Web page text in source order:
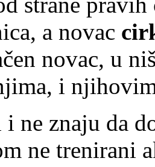
a novac
novac, u
i
ne znaju da
ne trenirani